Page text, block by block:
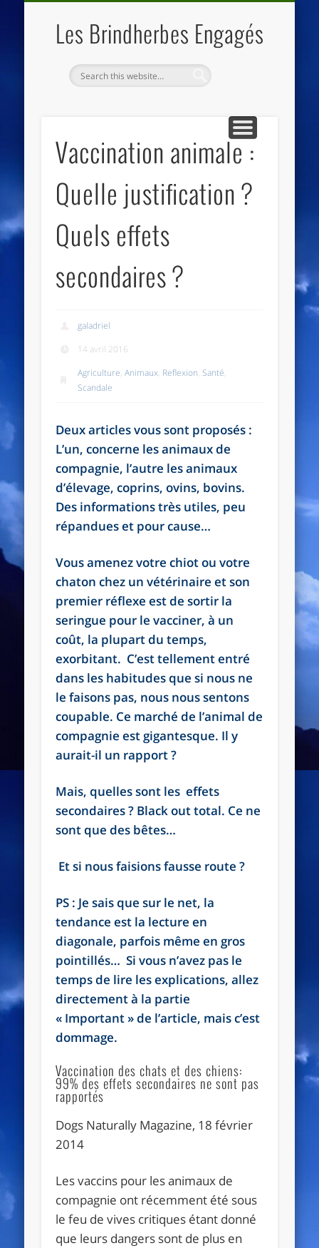
Les Brindherbes Engagés
Vaccination animale :
Quelle justification ?
Quels effets
secondaires ?
galadriel
14 avril 2016
Agriculture,Animaux, Reflexion,Santé,
Scandale
Deux articles vous sont proposés :
L’un, concerne les animaux de
compagnie, l’autre les animaux
d’élevage, coprins, ovins, bovins.
Des informations très utiles, peu
répandues et pour cause…
Vous amenez votre chiot ou votre
chaton chez un vétérinaire et son
premier réflexe est de sortir la
seringue pour le vacciner, à un
coût, la plupart du temps,
exorbitant. C’est tellement entré
dans les habitudes que si nous ne
le faisons pas, nous nous sentons
coupable. Ce marché de l’animal de
compagnie est gigantesque. Il y
aurait-il un rapport ?
Mais, quelles sont les effets
secondaires ? Black out total. Ce ne
sont que des bêtes…
Et si nous faisions fausse route ?
PS : Je sais que sur le net, la
tendance est la lecture en
diagonale, parfois même en gros
pointillés… Si vous n’avez pas le
temps de lire les explications, allez
directement à la partie
« Important » de l’article, mais c’est
dommage.
Vaccination des chats et des chiens:
99% des effets secondaires ne sont pas
rapportés
Dogs Naturally Magazine, 18 février
2014
Les vaccins pour les animaux de
compagnie ont récemment été sous
le feu de vives critiques étant donné
que leurs dangers sont de plus en